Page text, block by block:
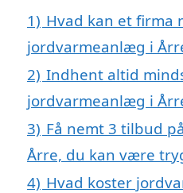
1) Hvad kan et firma
jordvarmeanlæg i
2) Indhent altid
jordvarmeanlæg i
3) Få nemt 3 tilbud
Årre, du kan være
4) Hvad koster